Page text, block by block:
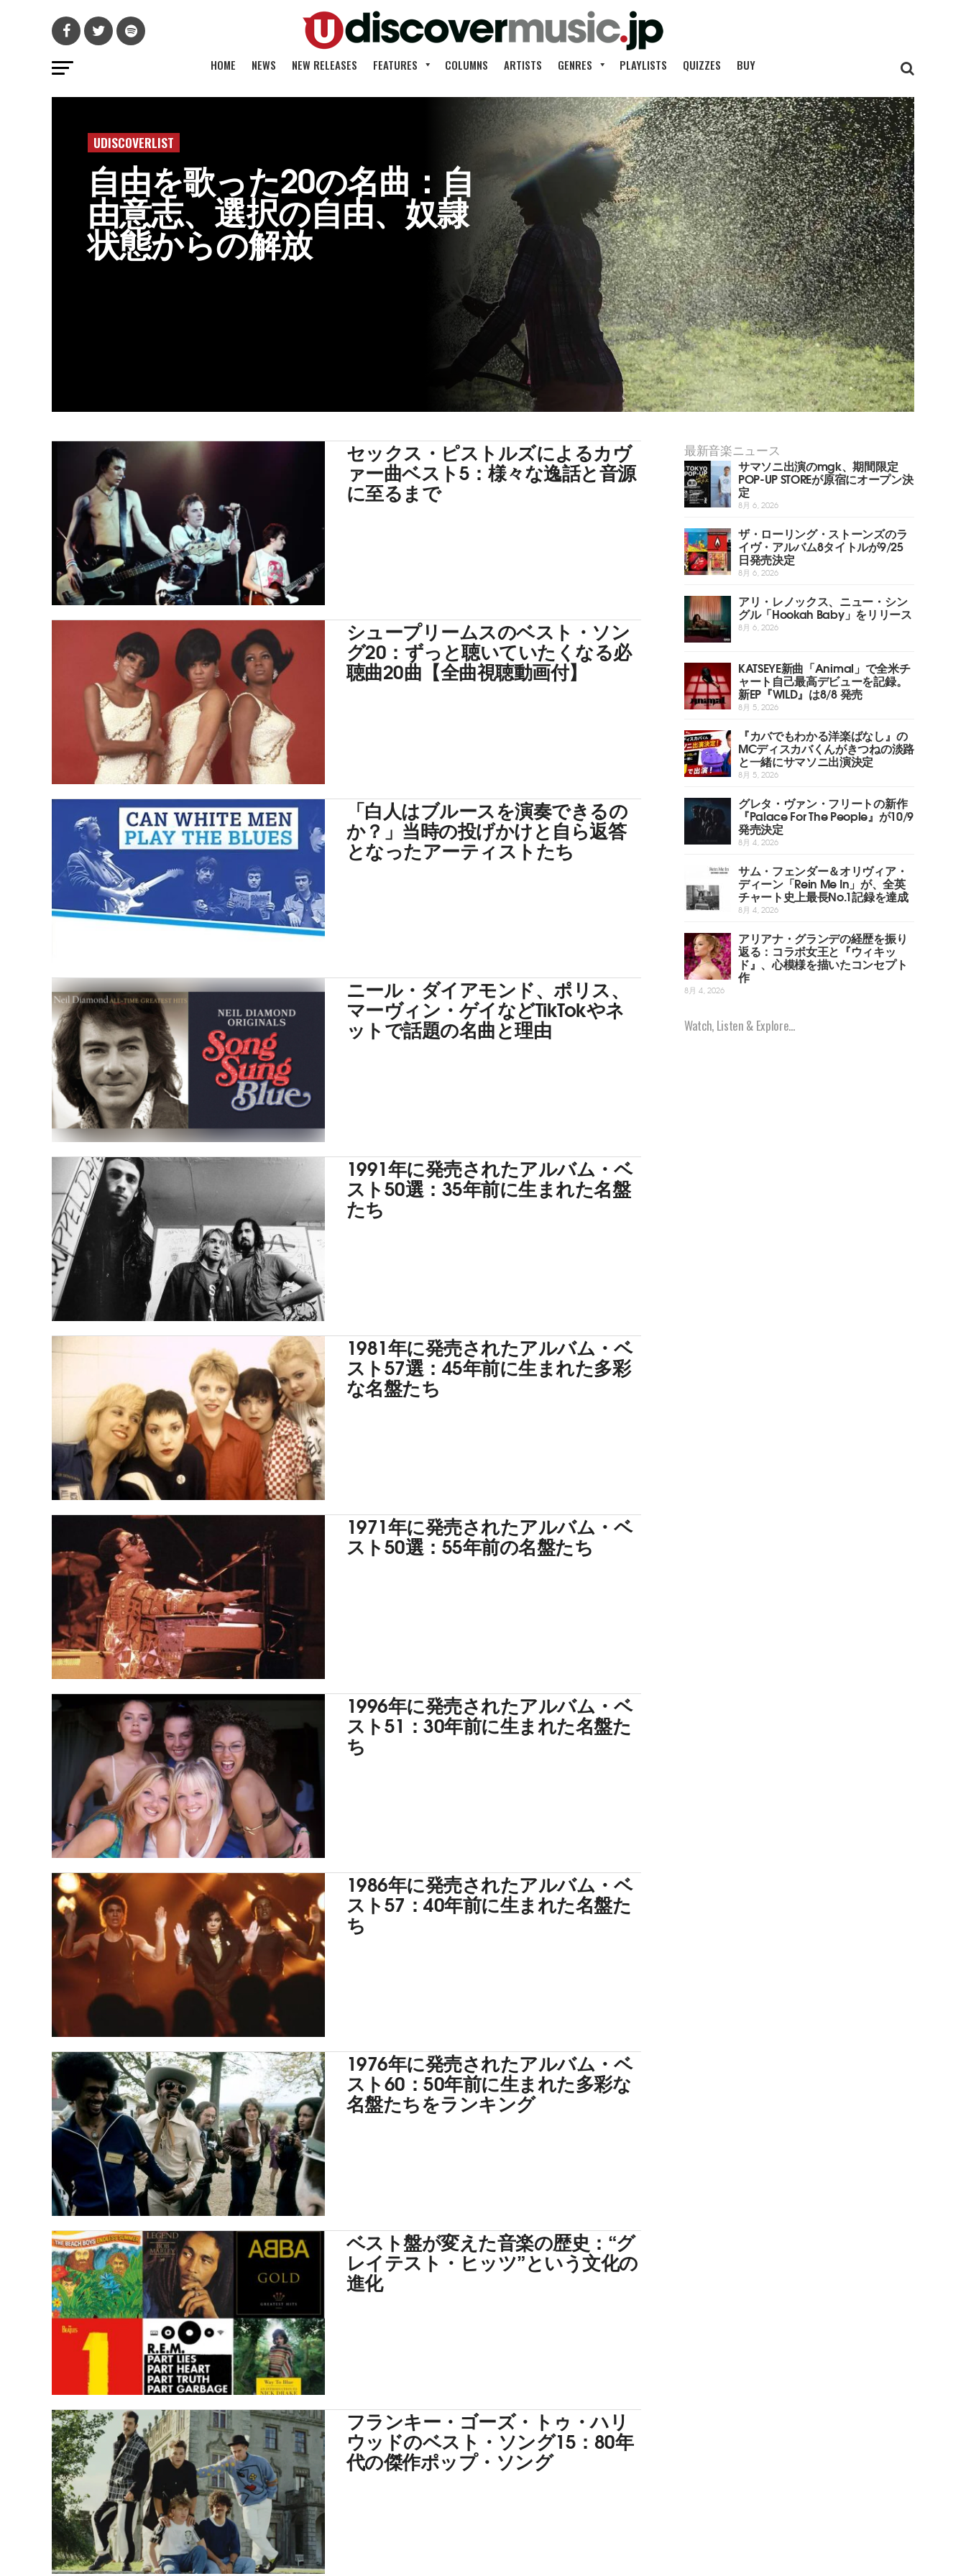
HOME NEWS NEW RELEASES FEATURES COLUMNS ARTISTS GENRES PLAYLISTS QUIZZES BUY
UDISCOVERLIST
自由を歌った20の名曲：自
由意志、選択の自由、奴隷
状態からの解放
セックス・ピストルズによるカヴ
ァー曲ベスト5：様々な逸話と音源
に至るまで
シュープリームスのベスト・ソン
グ20：ずっと聴いていたくなる必
聴曲20曲【全曲視聴動画付】
「白人はブルースを演奏できるの
か？」当時の投げかけと自ら返答
となったアーティストたち
ニール・ダイアモンド、ポリス、
マーヴィン・ゲイなどTikTokやネ
ットで話題の名曲と理由
1991年に発売されたアルバム・ベ
スト50選：35年前に生まれた名盤
たち
1981年に発売されたアルバム・ベ
スト57選：45年前に生まれた多彩
な名盤たち
1971年に発売されたアルバム・ベ
スト50選：55年前の名盤たち
1996年に発売されたアルバム・ベ
スト51：30年前に生まれた名盤た
ち
1986年に発売されたアルバム・ベ
スト57：40年前に生まれた名盤た
ち
1976年に発売されたアルバム・ベ
スト60：50年前に生まれた多彩な
名盤たちをランキング
ベスト盤が変えた音楽の歴史：“グ
レイテスト・ヒッツ”という文化の
進化
フランキー・ゴーズ・トゥ・ハリ
ウッドのベスト・ソング15：80年
代の傑作ポップ・ソング
最新音楽ニュース
サマソニ出演のmgk、期間限定
POP-UP STOREが原宿にオープン決
定
8月 6, 2026
ザ・ローリング・ストーンズのラ
イヴ・アルバム8タイトルが9/25
日発売決定
8月 6, 2026
アリ・レノックス、ニュー・シン
グル「Hookah Baby」をリリース
8月 6, 2026
KATSEYE新曲「Animal」で全米チ
ャート自己最高デビューを記録。
新EP『WILD』は8/8 発売
8月 5, 2026
『カバでもわかる洋楽ばなし』の
MCディスカバくんがきつねの淡路
と一緒にサマソニ出演決定
8月 5, 2026
グレタ・ヴァン・フリートの新作
『Palace For The People』が10/9
発売決定
8月 4, 2026
サム・フェンダー＆オリヴィア・
ディーン「Rein Me In」が、全英
チャート史上最長No.1記録を達成
8月 4, 2026
アリアナ・グランデの経歴を振り
返る：コラボ女王と『ウィキッ
ド』、心模様を描いたコンセプト
作
8月 4, 2026
Watch, Listen & Explore...